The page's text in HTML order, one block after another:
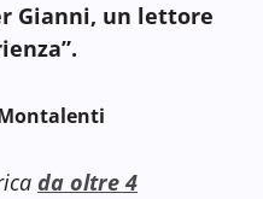
Gianni, un lettore
da oltre 4